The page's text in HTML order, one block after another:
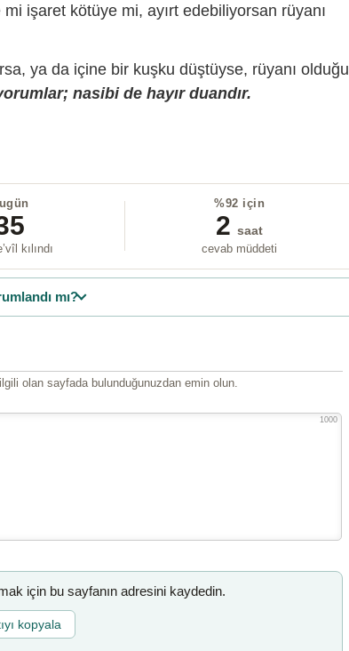
işaret kötüye mi, ayırt edebiliyorsan rüyanı
ya da içine bir kuşku düştüyse, rüyanı olduğu
nasibi de hayır duandır.
kılındı
%92 için
2 saat
cevab müddeti
mı?
olan sayfada bulunduğunuzdan emin olun.
1000
için bu sayfanın adresini kaydedin.
kopyala